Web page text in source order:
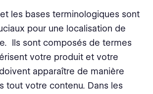
les bases terminologiques sont
pour une localisation de
Ils sont composés de termes
votre produit et votre
apparaître de manière
tout votre contenu. Dans les